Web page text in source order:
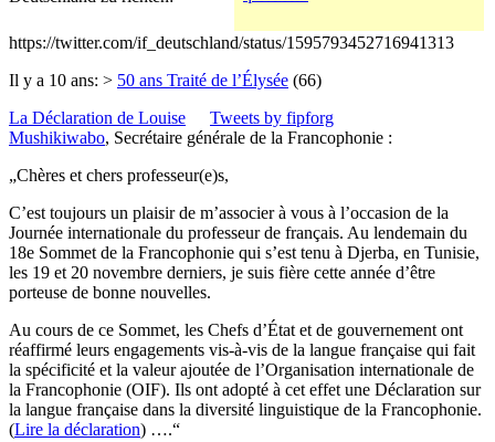
https://twitter.com/if_deutschland/status/1595793452716941313
Il y a 10 ans: > 50 ans Traité de l’Élysée (66)
Tweets by fipforg
La Déclaration de Louise
Mushikiwabo, Secrétaire générale de la Francophonie :
„Chères et chers professeur(e)s,
C’est toujours un plaisir de m’associer à vous à l’occasion de la
Journée internationale du professeur de français. Au lendemain du
18e Sommet de la Francophonie qui s’est tenu à Djerba, en Tunisie,
les 19 et 20 novembre derniers, je suis fière cette année d’être
porteuse de bonne nouvelles.
Au cours de ce Sommet, les Chefs d’État et de gouvernement ont
réaffirmé leurs engagements vis-à-vis de la langue française qui fait
la spécificité et la valeur ajoutée de l’Organisation internationale de
la Francophonie (OIF). Ils ont adopté à cet effet une Déclaration sur
la langue française dans la diversité linguistique de la Francophonie.
(Lire la déclaration) ….“